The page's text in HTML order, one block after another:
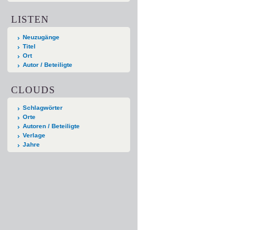
LISTEN
Neuzugänge
Titel
Ort
Autor / Beteiligte
CLOUDS
Schlagwörter
Orte
Autoren / Beteiligte
Verlage
Jahre